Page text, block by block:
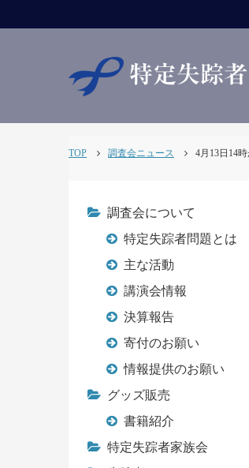
TOP 調査会ニュース 4月13日14
調査会について
特定失踪者問題とは
主な活動
講演会情報
決算報告
寄付のお願い
情報提供のお願い
グッズ販売
書籍紹介
特定失踪者家族会